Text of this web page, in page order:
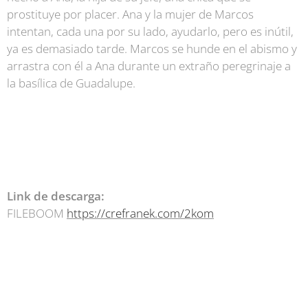
prostituye por placer. Ana y la mujer de Marcos
intentan, cada una por su lado, ayudarlo, pero es inútil,
ya es demasiado tarde. Marcos se hunde en el abismo y
arrastra con él a Ana durante un extraño peregrinaje a
la basílica de Guadalupe.
Link de descarga:
FILEBOOM https://crefranek.com/2kom